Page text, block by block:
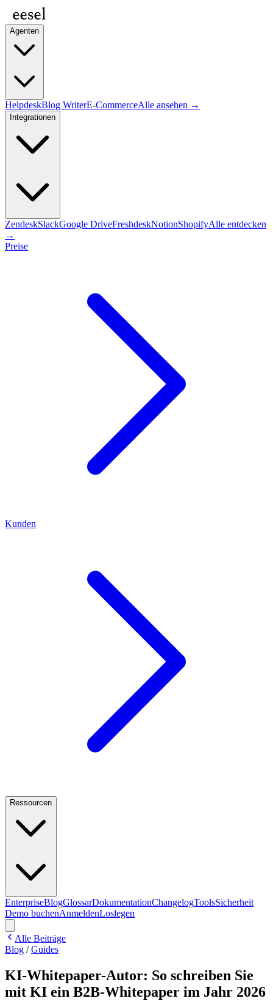
Agenten
HelpdeskBlog WriterE-CommerceAlle ansehen →
Integrationen
ZendeskSlackGoogle DriveFreshdeskNotionShopifyAlle entdecken
→
Preise
Kunden
Ressourcen
EnterpriseBlogGlossarDokumentationChangelogToolsSicherheit
Demo buchenAnmeldenLoslegen
Alle Beiträge
Blog /Guides
KI-Whitepaper-Autor: So schreiben Sie
mit KI ein B2B-Whitepaper im Jahr 2026